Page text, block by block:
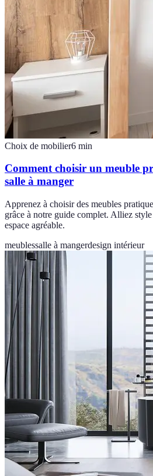
Choix de mobilier6 min
Comment choisir un meuble
salle à manger
Apprenez à choisir des meubles
grâce à notre guide complet. Alliez
espace agréable.
meublessalle à mangerdesign intérieur